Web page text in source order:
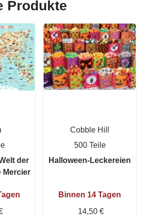
Produkte
der
Mercier
Cobble Hill
500 Teile
Halloween-Leckereien
Binnen 14 Tagen
14,50 €